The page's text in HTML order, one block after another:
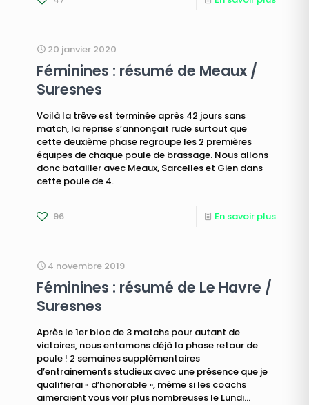
20 janvier 2020
Féminines : résumé de Meaux /
Suresnes
Voilà la trêve est terminée après 42 jours sans
match, la reprise s’annonçait rude surtout que
cette deuxième phase regroupe les 2 premières
équipes de chaque poule de brassage. Nous allons
donc batailler avec Meaux, Sarcelles et Gien dans
cette poule de 4.
96 En savoir plus
4 novembre 2019
Féminines : résumé de Le Havre /
Suresnes
Après le 1er bloc de 3 matchs pour autant de
victoires, nous entamons déjà la phase retour de
poule ! 2 semaines supplémentaires
d’entrainements studieux avec une présence que je
qualifierai « d’honorable », même si les coachs
aimeraient vous voir plus nombreuses le Lundi…